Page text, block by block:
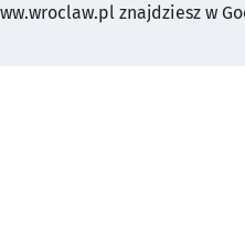
znajdziesz w